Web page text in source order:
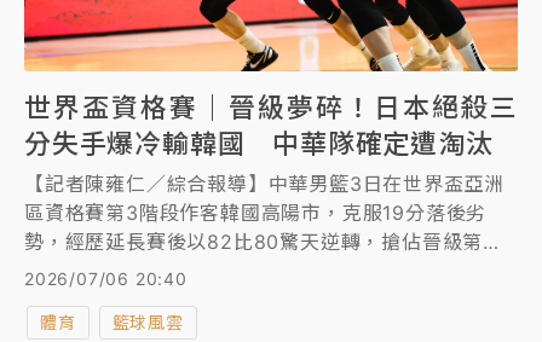
世界盃資格賽｜晉級夢碎！日本絕殺三
分失手爆冷輸韓國 中華隊確定遭淘汰
【記者陳雍仁／綜合報導】中華男籃3日在世界盃亞洲
區資格賽第3階段作客韓國高陽市，克服19分落後劣
勢，經歷延長賽後以82比80驚天逆轉，搶佔晉級第二
輪有利位置，可惜今（6日）最終戰以74比92不敵中國
大陸，錯失自力晉級，加上日本晚上佐佐木隆成壓哨絕
殺三分失手，不幸以79比81爆冷敗給韓國，中華隊晉
2026/07/06 20:40
體育 籃球風雲